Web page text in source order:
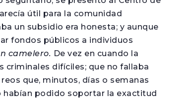
útil para la comunidad
un subsidio era honesta; y aunque
fondos públicos a individuos
camelero. De vez en cuando la
criminales difíciles; que no fallaba
que, minutos, días o semanas
habían podido soportar la exactitud